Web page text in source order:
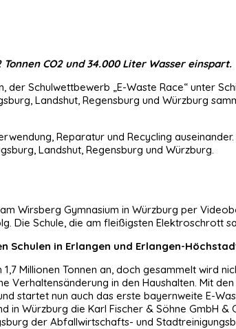
CO2 und 34.000 Liter Wasser einspart.
Schulwettbewerb „E-Waste Race“ unter
Landshut, Regensburg und Würzburg
Reparatur und Recycling
Landshut, Regensburg und Würzburg.
Wirsberg Gymnasium in Würzburg per
Die Schule, die am fleißigsten Elektroschrott
Schulen in Erlangen und Erlangen-
Millionen Tonnen an, doch gesammelt wird
Verhaltensänderung in den Haushalten. Mit
startet nun auch das erste bayernweite E-
Würzburg die Karl Fischer & Söhne GmbH
der Abfallwirtschafts- und